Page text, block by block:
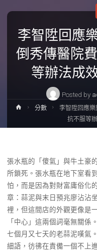
李智陞回應
倒秀傳醫院
等辦法成
Posted by
Home分數
李智陞回應
抗不服等
張水瓶的「傻氣」與牛土豪
所鎖死。張水瓶在地下室看
怕，而是因為對財富庸俗化
章：蒜泥與末日預兆廖沾沾
裡，但這間店的外觀更像是
「中心」這兩個詞毫無關係
七個月又七天的老蒜泥嘆氣
細語，彷彿在責備一個不上